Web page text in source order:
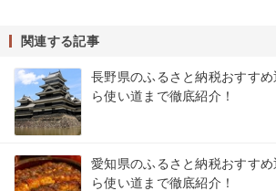
関連する記事
長野県のふるさと納税おすす
ら使い道まで徹底紹介！
愛知県のふるさと納税おすす
ら使い道まで徹底紹介！